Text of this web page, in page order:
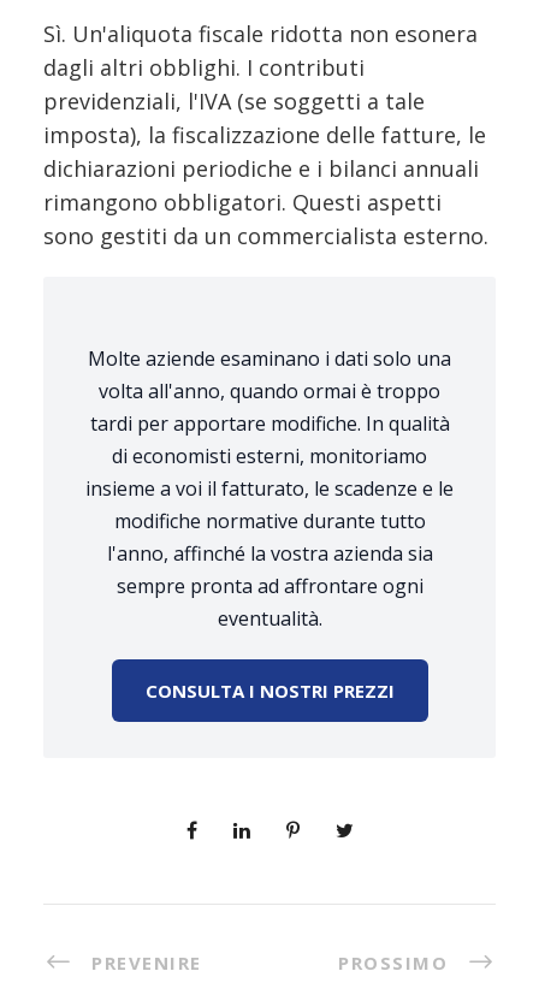
Sì. Un'aliquota fiscale ridotta non esonera
dagli altri obblighi. I contributi
previdenziali, l'IVA (se soggetti a tale
imposta), la fiscalizzazione delle fatture, le
dichiarazioni periodiche e i bilanci annuali
rimangono obbligatori. Questi aspetti
sono gestiti da un commercialista esterno.
Molte aziende esaminano i dati solo una
volta all'anno, quando ormai è troppo
tardi per apportare modifiche. In qualità
di economisti esterni, monitoriamo
insieme a voi il fatturato, le scadenze e le
modifiche normative durante tutto
l'anno, affinché la vostra azienda sia
sempre pronta ad affrontare ogni
eventualità.
CONSULTA I NOSTRI PREZZI
PREVENIRE PROSSIMO